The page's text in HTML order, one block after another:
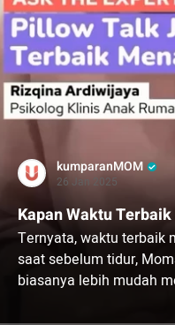
kumparanMOM
26 Jan 2025
Kapan Waktu
Ternyata, waktu terbaik
saat sebelum tidur,
biasanya lebih mudah